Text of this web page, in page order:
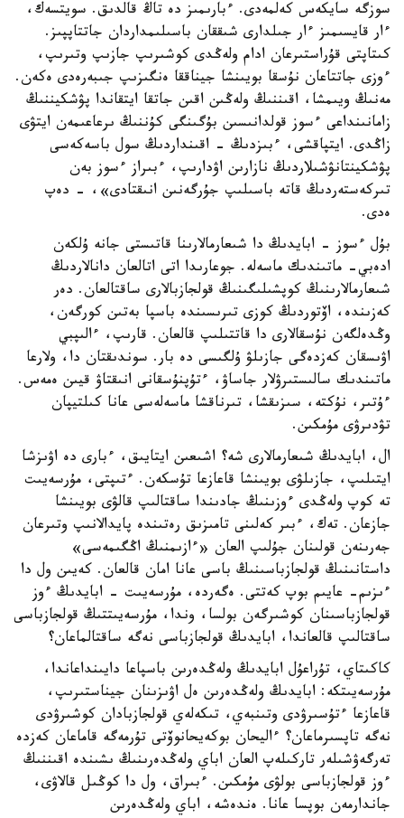
سوزگە سايكەس كەلمەدى. ءبارىمىز دە تاڭ قالدىق. سويتسەك،
ءار قايسىمىز ءار جىلدارى شىققان باسىلىمداردان جاتتاپپىز.
كىتاپتى قۇراستىرعان ادام ولەڭدى كوشىرىپ جازىپ وتىرىپ،
ءوزى جاتتاعان نۇسقا بويىنشا جيناققا ەنگىزىپ جىبەرەدى ەكەن.
مەنىڭ ويىمشا، اقىننىڭ ولەڭىن اقىن جاتقا ايتقاندا پۋشكيننىڭ
زامانىنداعى ءسوز قولدانىسىن بۇگىنگى كۇننىڭ ىرعاعىمەن ايتۋى
زاڭدى. ايتپاقشى، ءبىزدىڭ - اقىنداردىڭ سول باسەكەسى
پۋشكينتانۋشىلاردىڭ نازارىن اۋدارىپ، ءبىراز ءسوز بەن
تىركەستەردىڭ قاتە باسىلىپ جۇرگەنىن انىقتادى»، - دەپ
ەدى.
بۇل ءسوز - ابايدىڭ دا شىعارمالارىنا قاتىستى جانە ۇلكەن
ادەبي- ماتىندىك ماسەلە. جوعارىدا اتى اتالعان دانالاردىڭ
شىعارمالارىنىڭ كوپشىلىگىنىڭ قولجازبالارى ساقتالعان. دەر
كەزىندە، اۆتوردىڭ كوزى تىرىسىندە باسپا بەتىن كورگەن،
وڭدەلگەن نۇسقالارى دا قاتتىلىپ قالعان. قارىپ، ءالىپبي
اۋىسقان كەزدەگى جازىلۋ ۇلگىسى دە بار. سوندىقتان دا، ولارعا
ماتىندىك سالىستىرۋلار جاساۋ، ءتۇپنۇسقانى انىقتاۋ قيىن ەمەس.
ءۇتىر، نۇكتە، سىزىقشا، تىرناقشا ماسەلەسى عانا كىلتيپان
تۋدىرۋى مۇمكىن.
ال، ابايدىڭ شىعارمالارى شە؟ اشىعىن ايتايىق، ءبارى دە اۋىزشا
ايتىلىپ، جازىلۋى بويىنشا قاعازعا تۇسكەن. ءتىپتى، مۇرسەيىت
تە كوپ ولەڭدى ءوزىنىڭ جادىندا ساقتالىپ قالۋى بويىنشا
جازعان. تەك، ءبىر كەلىنى تامىزىق رەتىندە پايدالانىپ وتىرعان
جەرىنەن قولىنان جۇلىپ العان «ءازىمنىڭ اڭگىمەسى»
داستانىنىڭ قولجازباسىنىڭ باسى عانا امان قالعان. كەيىن ول دا
ءىزىم- عايىم بوپ كەتتى. ەگەردە، مۇرسەيىت - ابايدىڭ ءوز
قولجازباسىنان كوشىرگەن بولسا، وندا، مۇرسەيىتتىڭ قولجازباسى
ساقتالىپ قالعاندا، ابايدىڭ قولجازباسى نەگە ساقتالماعان؟
كاكىتاي، تۇراعۇل ابايدىڭ ولەڭدەرىن باسپاعا دايىنداعاندا،
مۇرسەيىتكە: ابايدىڭ ولەڭدەرىن ەل اۋىزىنان جيناستىرىپ،
قاعازعا ءتۇسىرۋدى وتىنبەي، تىكەلەي قولجازبادان كوشىرۋدى
نەگە تاپسىرماعان؟ ءاليحان بوكەيحانوۆتى تۇرمەگە قاماعان كەزدە
تەرگەۋشىلەر تاركىلەپ العان اباي ولەڭدەرىنىڭ ىشىندە اقىننىڭ
ءوز قولجازباسى بولۋى مۇمكىن. ءبىراق، ول دا كوڭىل قالاۋى،
جاندارمەن بوپسا عانا. ەندەشە، اباي ولەڭدەرىن